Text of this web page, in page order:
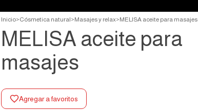
Inicio>Cósmetica natural>Masajes y relax>MELISA aceite para masajes
MELISA aceite para
masajes
Agregar a favoritos